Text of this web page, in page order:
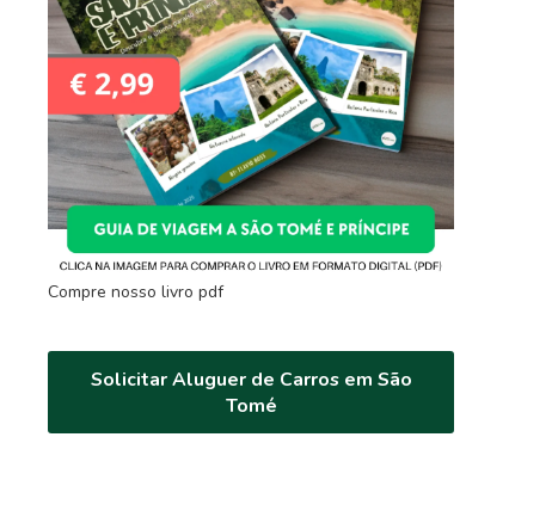
Compre nosso livro pdf
Solicitar Aluguer de Carros em São
Tomé